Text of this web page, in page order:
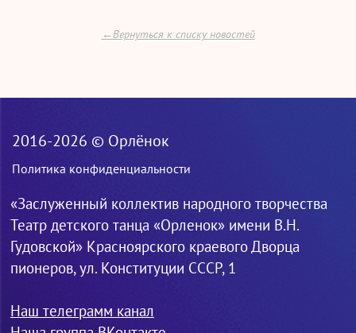
←Вернуться к списку новостей
2016-2026 © Орлёнок
Политика конфиденциальности
«Заслуженный коллектив народного творчества
Театр детского танца «Орленок» имени В.Н.
Гудовской» Красноярского краевого Дворца
пионеров, ул. Конституции СССР, 1
Наш телеграмм канал